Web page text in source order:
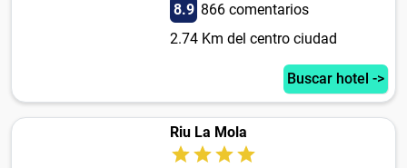
8.9 866 comentarios
2.74 Km del centro ciudad
Buscar hotel ->
Riu La Mola